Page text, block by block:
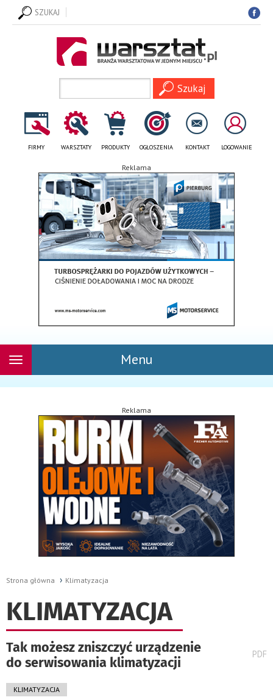
SZUKAJ
FIRMY WARSZTATY PRODUKTY OGŁOSZENIA KONTAKT LOGOWANIE
Reklama
Menu
Rozwiń
Reklama
Strona główna Klimatyzacja
KLIMATYZACJA
Tak możesz zniszczyć urządzenie
do serwisowania klimatyzacji
PDF
KLIMATYZACJA